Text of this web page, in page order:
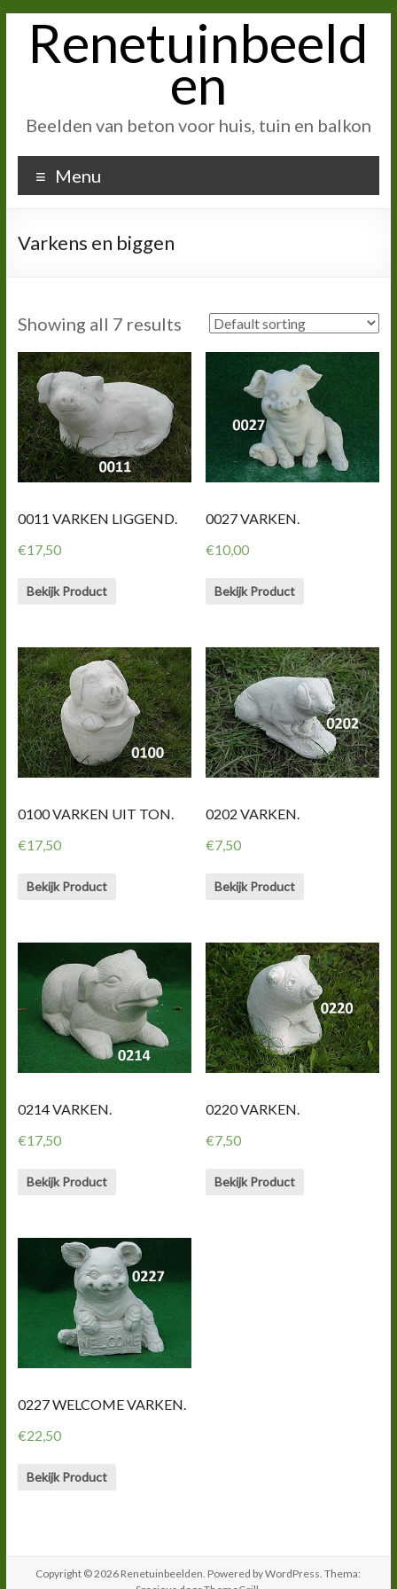
inhoudRenetuinbeeld
en
Beelden van beton voor huis, tuin en balkon
Menu
Varkens en biggen
Showing all 7 results
0011 VARKEN LIGGEND.
€17,50
Bekijk Product
0027 VARKEN.
€10,00
Bekijk Product
0100 VARKEN UIT TON.
€17,50
Bekijk Product
0202 VARKEN.
€7,50
Bekijk Product
0214 VARKEN.
€17,50
Bekijk Product
0220 VARKEN.
€7,50
Bekijk Product
0227 WELCOME VARKEN.
€22,50
Bekijk Product
Copyright © 2026 Renetuinbeelden . Powered byWordPress . Thema: